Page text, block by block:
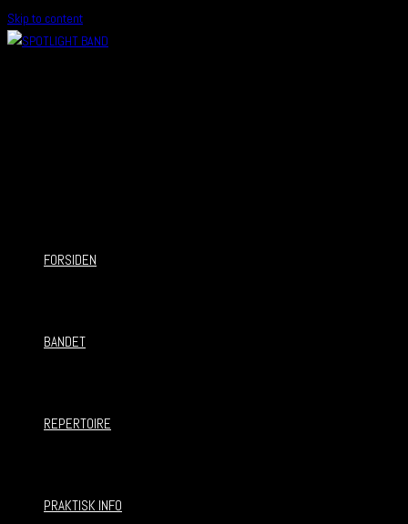
Skip to content
FORSIDEN
BANDET
REPERTOIRE
PRAKTISK INFO